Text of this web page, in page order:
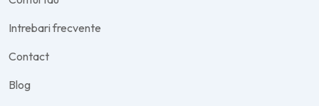
Intrebari frecvente
Contact
Blog